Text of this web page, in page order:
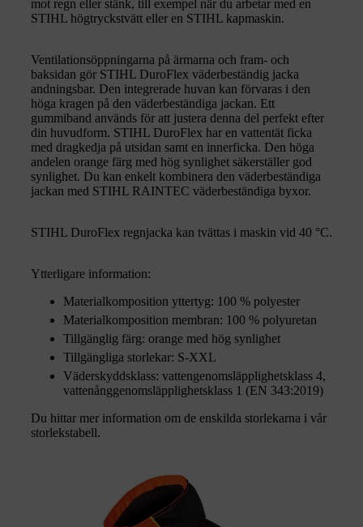
mot regn eller stänk, till exempel när du arbetar med en
STIHL högtryckstvätt eller en STIHL kapmaskin.
Ventilationsöppningarna på ärmarna och fram- och
baksidan gör STIHL DuroFlex väderbeständig jacka
andningsbar. Den integrerade huvan kan förvaras i den
höga kragen på den väderbeständiga jackan. Ett
gummiband används för att justera denna del perfekt efter
din huvudform. STIHL DuroFlex har en vattentät ficka
med dragkedja på utsidan samt en innerficka. Den höga
andelen orange färg med hög synlighet säkerställer god
synlighet. Du kan enkelt kombinera den väderbeständiga
jackan med STIHL RAINTEC väderbeständiga byxor.
STIHL DuroFlex regnjacka kan tvättas i maskin vid 40 °C.
Ytterligare information:
Materialkomposition yttertyg: 100 % polyester
Materialkomposition membran: 100 % polyuretan
Tillgänglig färg: orange med hög synlighet
Tillgängliga storlekar: S-XXL
Väderskyddsklass: vattengenomsläpplighetsklass 4,
vattenånggenomsläpplighetsklass 1 (EN 343:2019)
Du hittar mer information om de enskilda storlekarna i vår
storlekstabell.